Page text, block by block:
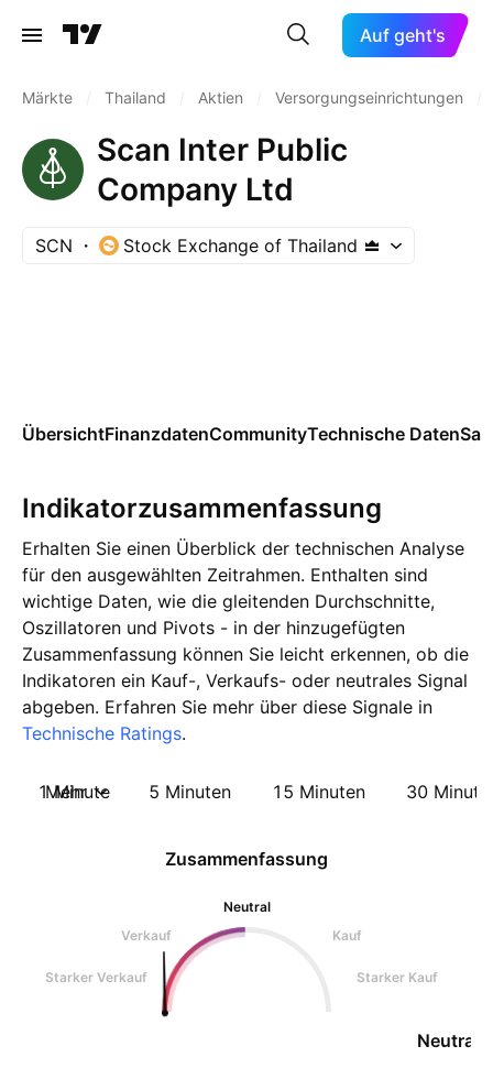
Auf geht's
Märkte Thailand Aktien Versorgungseinrichtungen
Scan Inter Public
Company Ltd
SCN Stock Exchange of Thailand
ÜbersichtFinanzdatenCommunityTechnische Daten
Indikatorzusammenfassung
Erhalten Sie einen Überblick der technischen Analyse
für den ausgewählten Zeitrahmen. Enthalten sind
wichtige Daten, wie die gleitenden Durchschnitte,
Oszillatoren und Pivots - in der hinzugefügten
Zusammenfassung können Sie leicht erkennen, ob die
Indikatoren ein Kauf-, Verkaufs- oder neutrales Signal
abgeben. Erfahren Sie mehr über diese Signale in
Technische Ratings.
1 Minute 5 Minuten 15 Minuten 30
Mehr
Zusammenfassung
Neutral
Verkauf
Kauf
Starker Verkauf Starker Kauf
Neutral